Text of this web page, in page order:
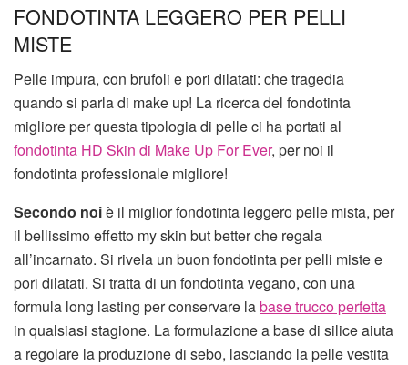
FONDOTINTA LEGGERO PER PELLI
MISTE
Pelle impura, con brufoli e pori dilatati: che tragedia
quando si parla di make up! La ricerca del fondotinta
migliore per questa tipologia di pelle ci ha portati al
fondotinta HD Skin di Make Up For Ever, per noi il
fondotinta professionale migliore!
Secondo noiè il miglior fondotinta leggero pelle mista, per
il bellissimo effetto my skin but better che regala
all’incarnato. Si rivela un buon fondotinta per pelli miste e
pori dilatati. Si tratta di un fondotinta vegano, con una
formula long lasting per conservare labase trucco perfetta
in qualsiasi stagione. La formulazione a base di silice aiuta
a regolare la produzione di sebo, lasciando la pelle vestita